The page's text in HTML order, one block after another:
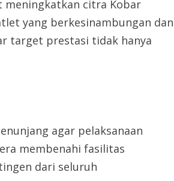
meningkatkan citra Kobar
yang berkesinambungan dan
target prestasi tidak hanya
agar pelaksanaan
membenahi fasilitas
dari seluruh